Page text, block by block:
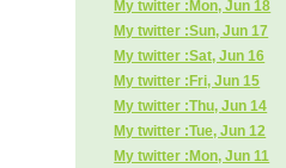
My twitter :Mon, Jun 18
My twitter :Sun, Jun 17
My twitter :Sat, Jun 16
My twitter :Fri, Jun 15
My twitter :Thu, Jun 14
My twitter :Tue, Jun 12
My twitter :Mon, Jun 11